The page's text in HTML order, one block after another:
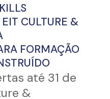
CULTURE &
FORMAÇÃO
até 31 de
&